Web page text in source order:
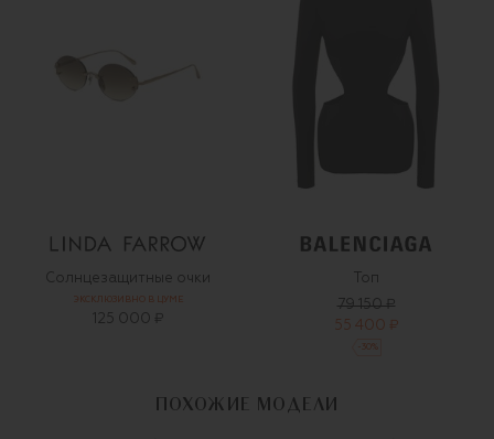
Солнцезащитные очки
ЭКСКЛЮЗИВНО В ЦУМЕ
125 000 ₽
Топ
79 150 ₽
55 400 ₽
%
ПОХОЖИЕ МОДЕЛИ